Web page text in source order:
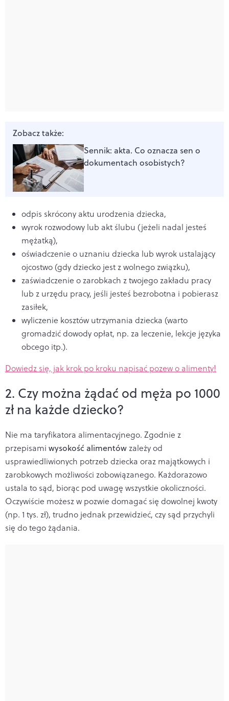
Zobacz także:
Sennik: akta. Co oznacza sen o
dokumentach osobistych?
odpis skrócony aktu urodzenia dziecka,
wyrok rozwodowy lub akt ślubu (jeżeli nadal jesteś
mężatką),
oświadczenie o uznaniu dziecka lub wyrok ustalający
ojcostwo (gdy dziecko jest z wolnego związku),
zaświadczenie o zarobkach z twojego zakładu pracy
lub z urzędu pracy, jeśli jesteś bezrobotna i pobierasz
zasiłek,
wyliczenie kosztów utrzymania dziecka (warto
gromadzić dowody opłat, np. za leczenie, lekcje języka
obcego itp.).
Dowiedz się, jak krok po kroku napisać pozew o alimenty!
2. Czy można żądać od męża po 1000
zł na każde dziecko?
Nie ma taryfikatora alimentacyjnego. Zgodnie z
przepisami wysokość alimentówzależy od
usprawiedliwionych potrzeb dziecka oraz majątkowych i
zarobkowych możliwości zobowiązanego. Każdorazowo
ustala to sąd, biorąc pod uwagę wszystkie okoliczności.
Oczywiście możesz w pozwie domagać się dowolnej kwoty
(np. 1 tys. zł), trudno jednak przewidzieć, czy sąd przychyli
się do tego żądania.